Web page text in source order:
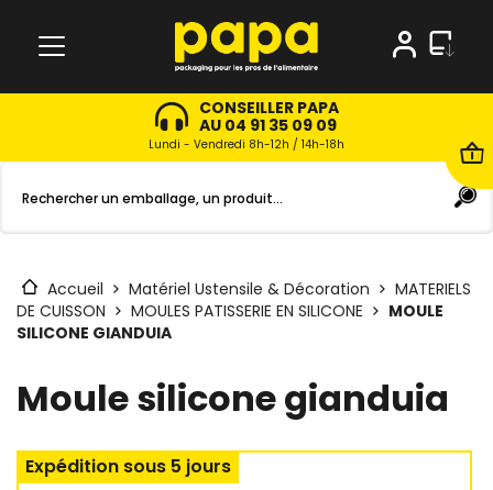
CONSEILLER PAPA
AU 04 91 35 09 09
Lundi - Vendredi 8h-12h / 14h-18h
Accueil Matériel Ustensile & Décoration
MATERIELS
DE CUISSON
MOULES PATISSERIE EN SILICONE
MOULE
SILICONE GIANDUIA
Moule silicone gianduia
Expédition sous 5 jours